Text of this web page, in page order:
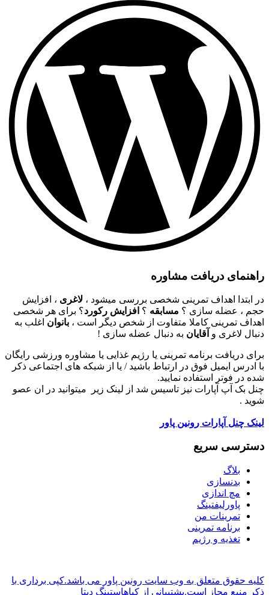
راهنمای دریافت مشاوره
در ابتدا اهداف تمرینی شخصی بررسی میشود ، لاغری ، افزایش
حجم ، عضله سازی ؟ مسابقه ؟ افزایش رکورد؟ برای هر شخصی
اهداف تمرینی کاملا متفاوت از شخص دیگر است ، بانوان اغلب به
دنبال لاغری و آقایان به دنبال عضله سازی !
برای دریافت برنامه تمرینی یا رژیم غذایی یا مشاوره ورزشی رایگان
با ادرس ایمیل فوق در ارتباط باشید / یا از شبکه های اجتماعی ذکر
شده در فوتر استفاده نمایید.
چنل بک آپ آپارات نیز تاسیس شد از لینک زیر میتوانید در ان عصو
شوید .
لینک چنل آپارات رونین پاور
دسترسی سریع
بلاگ
بدنسازی
مچ اندازی
پاورلیفتینگ
تمرینات من
برنامه تمرینی
تغذیه و رژیم
کلیه حقوق متعلق به وب سایت رونین پاور می باشد.کپی برداری با
ذکر منبع مجاز است.پشتیبانی از کیاهاستینگ دیتا